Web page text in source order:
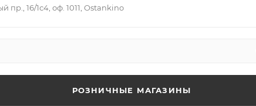
пр., 16/1с4, оф. 1011, Ostankino
РОЗНИЧНЫЕ МАГАЗИНЫ